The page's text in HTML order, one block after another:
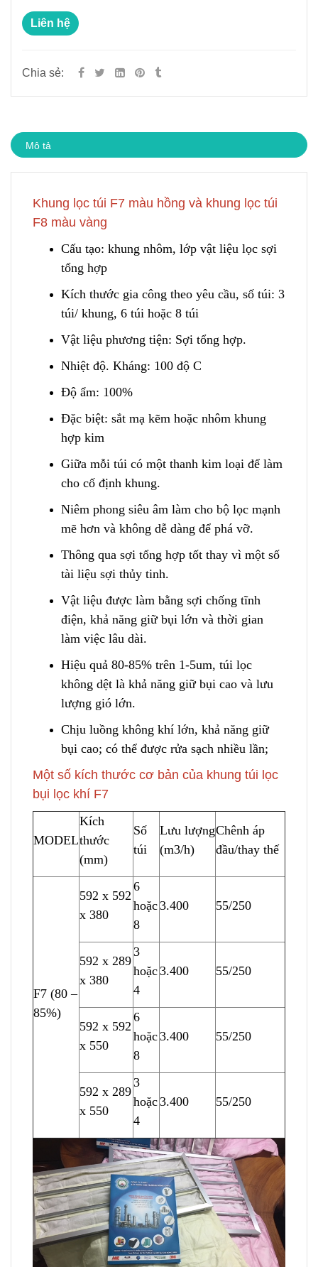
Liên hệ
Chia sẻ:
Mô tả
Khung lọc túi F7 màu hồng và khung lọc túi
F8 màu vàng
Cấu tạo: khung nhôm, lớp vật liệu lọc sợi
tổng hợp
Kích thước gia công theo yêu cầu, số túi: 3
túi/ khung, 6 túi hoặc 8 túi
Vật liệu phương tiện: Sợi tổng hợp.
Nhiệt độ. Kháng: 100 độ C
Độ ẩm: 100%
Đặc biệt: sắt mạ kẽm hoặc nhôm khung
hợp kim
Giữa mỗi túi có một thanh kim loại để làm
cho cố định khung.
Niêm phong siêu âm làm cho bộ lọc mạnh
mẽ hơn và không dễ dàng để phá vỡ.
Thông qua sợi tổng hợp tốt thay vì một số
tài liệu sợi thủy tinh.
Vật liệu được làm bằng sợi chống tĩnh
điện, khả năng giữ bụi lớn và thời gian
làm việc lâu dài.
Hiệu quả 80-85% trên 1-5um, túi lọc
không dệt là khả năng giữ bụi cao và lưu
lượng gió lớn.
Chịu luồng không khí lớn, khả năng giữ
bụi cao; có thể được rửa sạch nhiều lần;
Một số kích thước cơ bản của khung túi lọc
bụi lọc khí F7
MODEL
Kích
thước
(mm)
Số
túi
Lưu lượng
(m3/h)
Chênh áp
đầu/thay thế
F7 (80 –
85%)
592 x 592
x 380
6
hoặc
8
3.400 55/250
592 x 289
x 380
3
hoặc
4
3.400 55/250
592 x 592
x 550
6
hoặc
8
3.400 55/250
592 x 289
x 550
3
hoặc
4
3.400 55/250